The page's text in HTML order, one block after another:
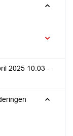
2025 10:03 -